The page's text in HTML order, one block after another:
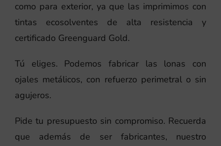
como para exterior, ya que las imprimimos con
tintas ecosolventes de alta resistencia y
certificado Greenguard Gold.
Tú eliges. Podemos fabricar las lonas con
ojales metálicos, con refuerzo perimetral o sin
agujeros.
Pide tu presupuesto sin compromiso. Recuerda
que además de ser fabricantes, nuestro